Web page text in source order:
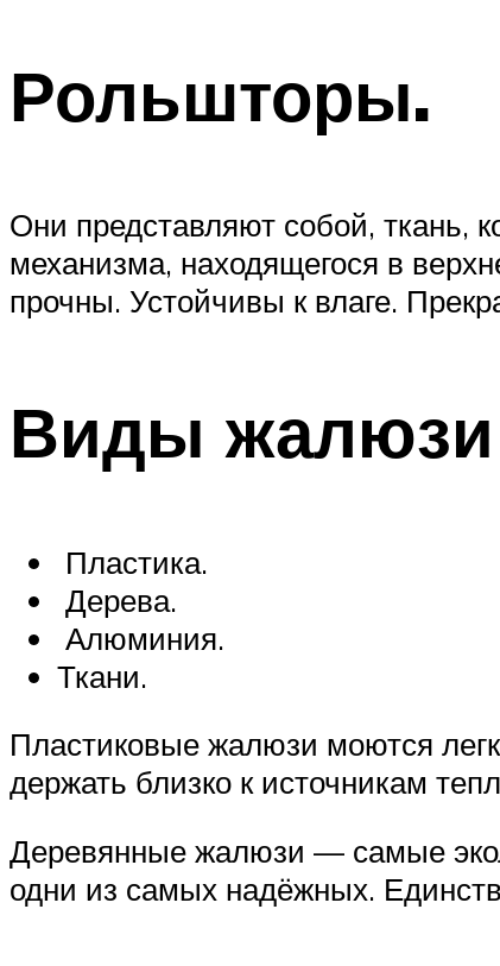
Рольшторы.
Они представляют собой, ткань,
механизма, находящегося в
прочны. Устойчивы к влаге.
Виды жалюзи
Пластика.
Дерева.
Алюминия.
Ткани.
Пластиковые жалюзи моются
держать близко к источникам
Деревянные жалюзи — самые
одни из самых надёжных.